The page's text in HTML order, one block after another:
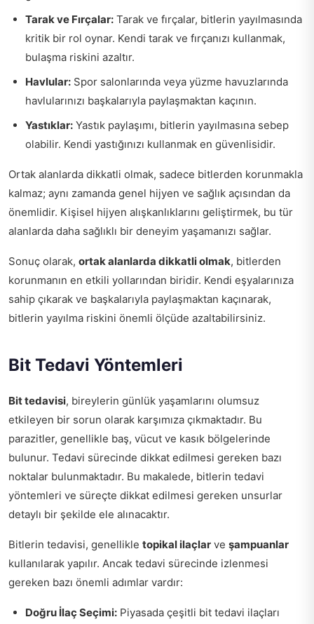
Tarak ve Fırçalar: Tarak ve fırçalar, bitlerin yayılmasında
kritik bir rol oynar. Kendi tarak ve fırçanızı kullanmak,
bulaşma riskini azaltır.
Havlular: Spor salonlarında veya yüzme havuzlarında
havlularınızı başkalarıyla paylaşmaktan kaçının.
Yastıklar: Yastık paylaşımı, bitlerin yayılmasına sebep
olabilir. Kendi yastığınızı kullanmak en güvenlisidir.
Ortak alanlarda dikkatli olmak, sadece bitlerden korunmakla
kalmaz; aynı zamanda genel hijyen ve sağlık açısından da
önemlidir. Kişisel hijyen alışkanlıklarını geliştirmek, bu tür
alanlarda daha sağlıklı bir deneyim yaşamanızı sağlar.
Sonuç olarak, ortak alanlarda dikkatli olmak, bitlerden
korunmanın en etkili yollarından biridir. Kendi eşyalarınıza
sahip çıkarak ve başkalarıyla paylaşmaktan kaçınarak,
bitlerin yayılma riskini önemli ölçüde azaltabilirsiniz.
Bit Tedavi Yöntemleri
Bit tedavisi, bireylerin günlük yaşamlarını olumsuz
etkileyen bir sorun olarak karşımıza çıkmaktadır. Bu
parazitler, genellikle baş, vücut ve kasık bölgelerinde
bulunur. Tedavi sürecinde dikkat edilmesi gereken bazı
noktalar bulunmaktadır. Bu makalede, bitlerin tedavi
yöntemleri ve süreçte dikkat edilmesi gereken unsurlar
detaylı bir şekilde ele alınacaktır.
Bitlerin tedavisi, genellikle topikal ilaçlar ve şampuanlar
kullanılarak yapılır. Ancak tedavi sürecinde izlenmesi
gereken bazı önemli adımlar vardır:
Doğru İlaç Seçimi: Piyasada çeşitli bit tedavi ilaçları